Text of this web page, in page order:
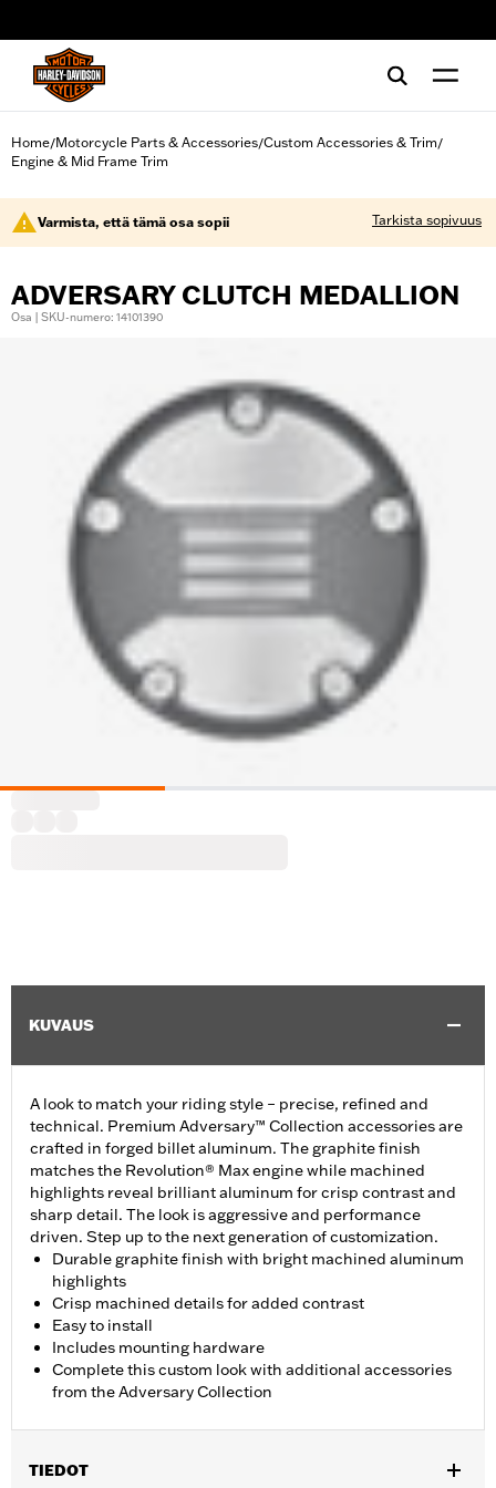
Home/Motorcycle Parts & Accessories/Custom Accessories & Trim/
Engine & Mid Frame Trim
Varmista, että tämä osa sopii Tarkista sopivuus
ADVERSARY CLUTCH MEDALLION
Osa | SKU-numero: 14101390
KUVAUS
A look to match your riding style – precise, refined and
technical. Premium Adversary™ Collection accessories are
crafted in forged billet aluminum. The graphite finish
matches the Revolution® Max engine while machined
highlights reveal brilliant aluminum for crisp contrast and
sharp detail. The look is aggressive and performance
driven. Step up to the next generation of customization.
Durable graphite finish with bright machined aluminum
highlights
Crisp machined details for added contrast
Easy to install
Includes mounting hardware
Complete this custom look with additional accessories
from the Adversary Collection
TIEDOT